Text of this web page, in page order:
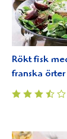
Rökt fisk
franska örter